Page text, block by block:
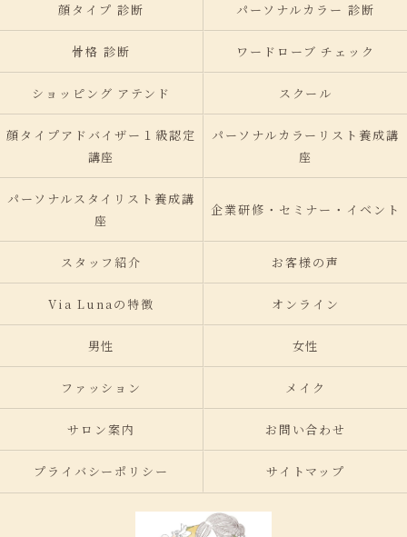
顔タイプ 診断 パーソナルカラー 診断
骨格 診断 ワードローブ チェック
ショッピング アテンド スクール
顔タイプアドバイザー１級認定
講座
パーソナルカラーリスト養成講
座
パーソナルスタイリスト養成講
座
企業研修・セミナー・イベント
スタッフ紹介 お客様の声
Via Lunaの特徴 オンライン
男性 女性
ファッション メイク
サロン案内 お問い合わせ
プライバシーポリシー サイトマップ